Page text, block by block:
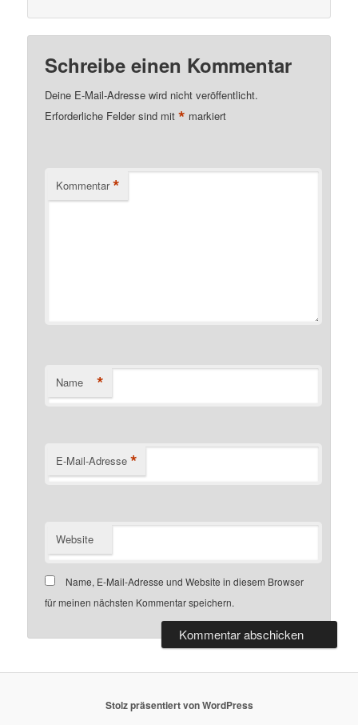
Schreibe einen Kommentar
Deine E-Mail-Adresse wird nicht veröffentlicht.
Erforderliche Felder sind mit* markiert
Kommentar *
Name *
E-Mail-Adresse *
Website
Name, E-Mail-Adresse und Website in diesem Browser
für meinen nächsten Kommentar speichern.
Stolz präsentiert von WordPress